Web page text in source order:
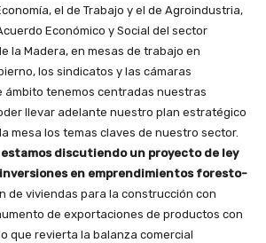
el de Trabajo y el de Agroindustria,
Económico y Social del sector
la Madera, en mesas de trabajo en
los sindicatos y las cámaras
ámbito tenemos centradas nuestras
llevar adelante nuestro plan estratégico
mesa los temas claves de nuestro sector.
discutiendo un proyecto de ley
en emprendimientos foresto-
de viviendas para la construcción con
de exportaciones de productos con
que revierta la balanza comercial